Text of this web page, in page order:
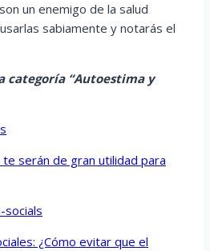
un enemigo de la salud
sabiamente y notarás el
categoría “Autoestima y
serán de gran utilidad para
¿Cómo evitar que el